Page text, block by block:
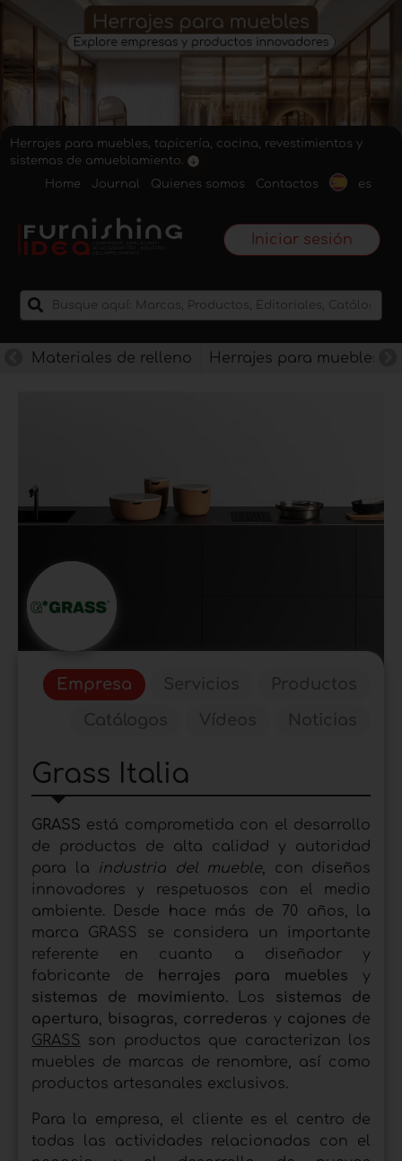
Herrajes para muebles, tapicería, cocina, revestimientos y
sistemas de amueblamiento.
Home
Journal Quienes somos Contactos es
Iniciar sesión
Materiales de relleno Herrajes para muebles
Empresa Servicios
Productos
Catálogos
Vídeos Noticias
Grass Italia
GRASS está comprometida con el desarrollo
de productos de alta calidad y autoridad
para la industria del mueble , con diseños
innovadores y respetuosos con el medio
ambiente. Desde hace más de 70 años, la
marca GRASS se considera un importante
referente en cuanto a diseñador y
fabricante de
herrajes para muebles y
sistemas de movimiento. Los sistemas de
apertura
bisagras correderas y cajones de
GRASS son productos que caracterizan los
muebles de marcas de renombre, así como
productos artesanales exclusivos.
Para la empresa, el cliente es el centro de
todas las actividades relacionadas con el